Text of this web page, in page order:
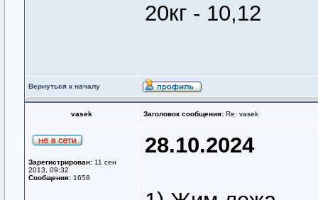
20кг - 10,12
Вернуться к началу
vasek Заголовок сообщения: Re: vasek
Зарегистрирован: 11 сен
2013, 09:32
Сообщения: 1658
28.10.2024